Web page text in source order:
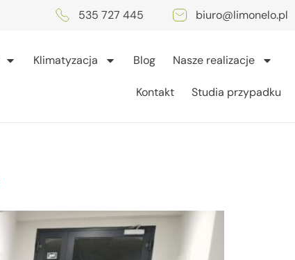
535 727 445 biuro@limonelo.pl
Klimatyzacja Blog Nasze realizacje
Kontakt Studia przypadku